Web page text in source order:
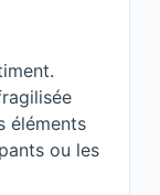
éléments
ou les